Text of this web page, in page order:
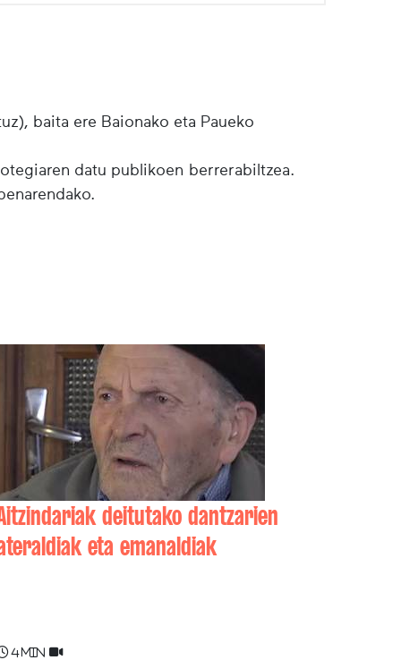
baita ere Baionako eta Paueko
datu publikoen berrerabiltzea.
deitutako dantzarien
eta emanaldiak
4 min